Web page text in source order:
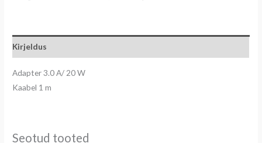
Kirjeldus
Adapter 3.0 A/ 20 W
Kaabel 1 m
Seotud tooted